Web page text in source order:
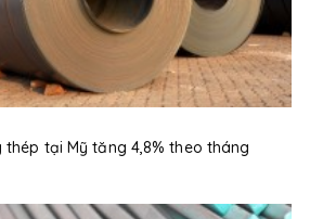
thép tại Mỹ tăng 4,8% theo tháng